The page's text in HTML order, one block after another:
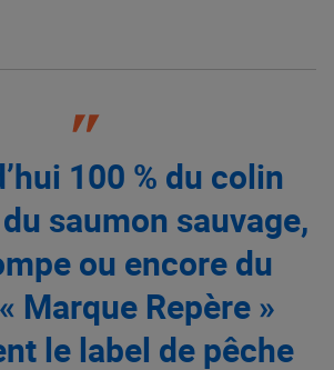
100 % du colin
du saumon sauvage,
ou encore du
Marque Repère »
le label de pêche